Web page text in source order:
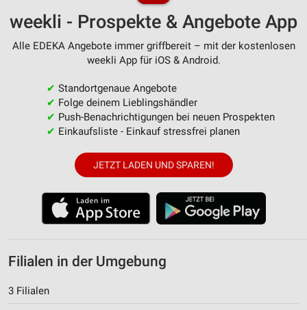
weekli - Prospekte & Angebote App
Alle EDEKA Angebote immer griffbereit – mit der kostenlosen
weekli App für iOS & Android.
✔ Standortgenaue Angebote
✔ Folge deinem Lieblingshändler
✔ Push-Benachrichtigungen bei neuen Prospekten
✔ Einkaufsliste - Einkauf stressfrei planen
JETZT LADEN UND SPAREN!
Filialen in der Umgebung
3 Filialen